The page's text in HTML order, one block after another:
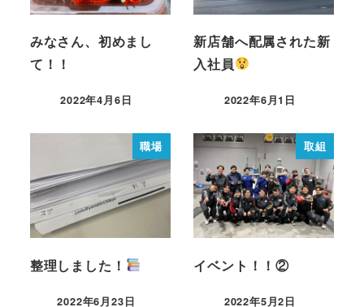
みなさん、初めまし
て！！
2022年4月6日
新店舗へ配属された新
入社員
2022年6月1日
職場
整理しました！
2022年6月23日
取組
イベント！！②
2022年5月2日